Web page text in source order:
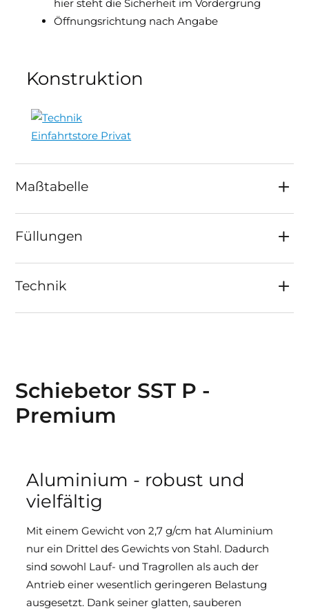
hier steht die Sicherheit im Vordergrung
Öffnungsrichtung nach Angabe
Konstruktion
Maßtabelle
Füllungen
Technik
Schiebetor SST P -
Premium
Aluminium - robust und
vielfältig
Mit einem Gewicht von 2,7 g/cm hat Aluminium
nur ein Drittel des Gewichts von Stahl. Dadurch
sind sowohl Lauf- und Tragrollen als auch der
Antrieb einer wesentlich geringeren Belastung
ausgesetzt. Dank seiner glatten, sauberen